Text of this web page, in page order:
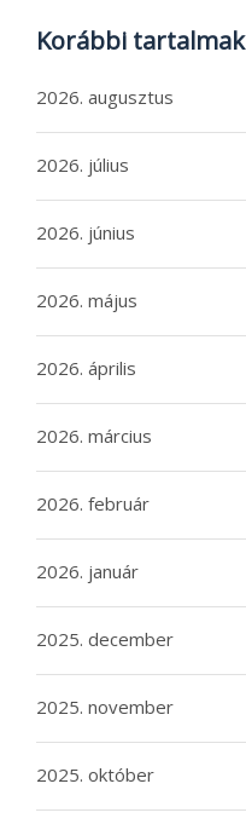
Korábbi tartalmak
2026. augusztus
2026. július
2026. június
2026. május
2026. április
2026. március
2026. február
2026. január
2025. december
2025. november
2025. október